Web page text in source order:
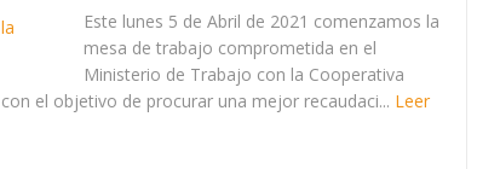
Este lunes 5 de Abril de 2021 comenzamos la
mesa de trabajo comprometida en el
Ministerio de Trabajo con la Cooperativa
el objetivo de procurar una mejor recaudaci... Leer